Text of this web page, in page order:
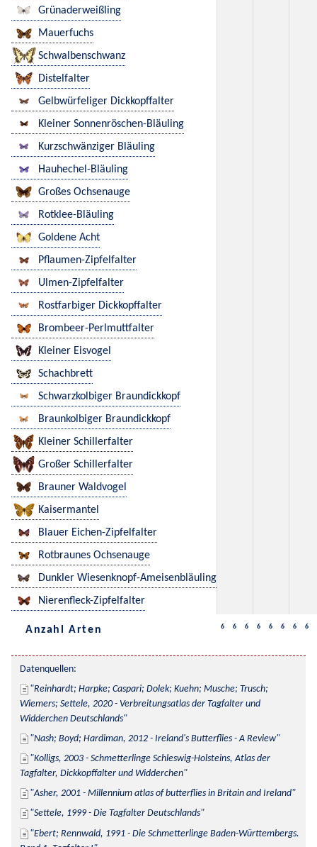
Grünaderweißling
Mauerfuchs
Schwalbenschwanz
Distelfalter
Gelbwürfeliger Dickkopffalter
Kleiner Sonnenröschen-Bläuling
Kurzschwänziger Bläuling
Hauhechel-Bläuling
Großes Ochsenauge
Rotklee-Bläuling
Goldene Acht
Pflaumen-Zipfelfalter
Ulmen-Zipfelfalter
Rostfarbiger Dickkopffalter
Brombeer-Perlmuttfalter
Kleiner Eisvogel
Schachbrett
Schwarzkolbiger Braundickkopf
Braunkolbiger Braundickkopf
Kleiner Schillerfalter
Großer Schillerfalter
Brauner Waldvogel
Kaisermantel
Blauer Eichen-Zipfelfalter
Rotbraunes Ochsenauge
Dunkler Wiesenknopf-Ameisenbläuling
Nierenfleck-Zipfelfalter
Anzahl Arten 6 6 6 6 6 6 6 6
Datenquellen:
Reinhardt; Harpke; Caspari; Dolek; Kuehn; Musche; Trusch;
Wiemers; Settele, 2020 - Verbreitungsatlas der Tagfalter und
Widderchen Deutschlands
Nash; Boyd; Hardiman, 2012 - Ireland's Butterflies - A Review
Kolligs, 2003 - Schmetterlinge Schleswig-Holsteins, Atlas der
Tagfalter, Dickkopffalter und Widderchen
Asher, 2001 - Millennium atlas of butterflies in Britain and Ireland
Settele, 1999 - Die Tagfalter Deutschlands
Ebert; Rennwald, 1991 - Die Schmetterlinge Baden-Württembergs.